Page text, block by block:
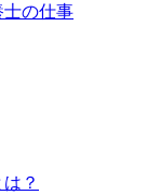
士の仕事
？